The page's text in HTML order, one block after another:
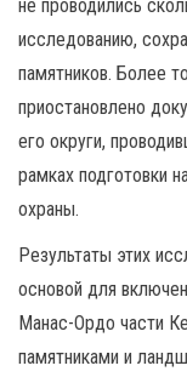
не проводились
исследованию,
памятников. Более
приостановлено
его округи,
рамках подготовки
охраны.
Результаты этих
основой для
Манас-Ордо части
памятниками и